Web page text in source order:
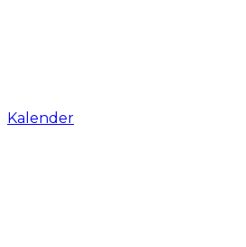
Kalender